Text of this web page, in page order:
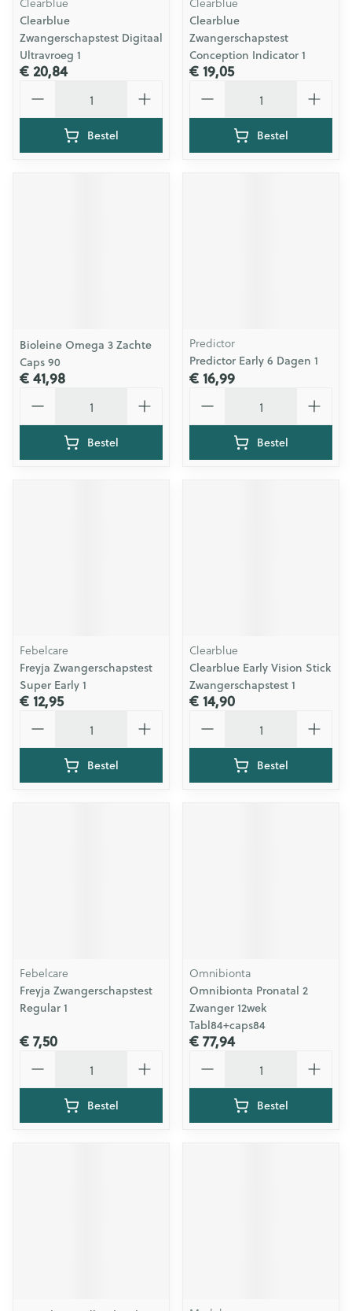
Clearblue
Zwangerschapstest Digitaal
Ultravroeg 1
€ 20,84
Bestel
Clearblue
Zwangerschapstest
Conception Indicator 1
€ 19,05
Bestel
Bioleine Omega 3 Zachte
Caps 90
€ 41,98
Bestel
Predictor
Predictor Early 6 Dagen 1
€ 16,99
Bestel
Febelcare
Freyja Zwangerschapstest
Super Early 1
€ 12,95
Bestel
Clearblue
Clearblue Early Vision Stick
Zwangerschapstest 1
€ 14,90
Bestel
Febelcare
Freyja Zwangerschapstest
Regular 1
€ 7,50
Bestel
Omnibionta
Omnibionta Pronatal 2
Zwanger 12wek
Tabl84+caps84
€ 77,94
Bestel